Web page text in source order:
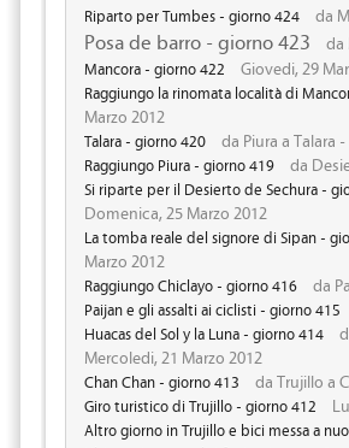
Riparto per Tumbes - giorno 424 da
Posa de barro - giorno 423 da
Mancora - giorno 422 Giovedi, 29
Raggiungo la rinomata località di
Marzo 2012
Talara - giorno 420 da Piura a Talara
Raggiungo Piura - giorno 419 da
Si riparte per il Desierto de Sechura -
Domenica, 25 Marzo 2012
La tomba reale del signore di Sipan -
Marzo 2012
Raggiungo Chiclayo - giorno 416 da
Paijan e gli assalti ai ciclisti - giorno 415
Huacas del Sol y la Luna - giorno 414
Mercoledi, 21 Marzo 2012
Chan Chan - giorno 413 da Trujillo a
Giro turistico di Trujillo - giorno 412
Altro giorno in Trujillo e bici messa a